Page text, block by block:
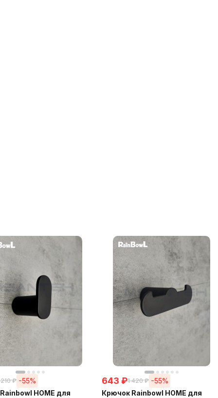
₽ -55%
HOME для
643 ₽1 420 ₽ -55%
Крючок Rainbowl HOME для